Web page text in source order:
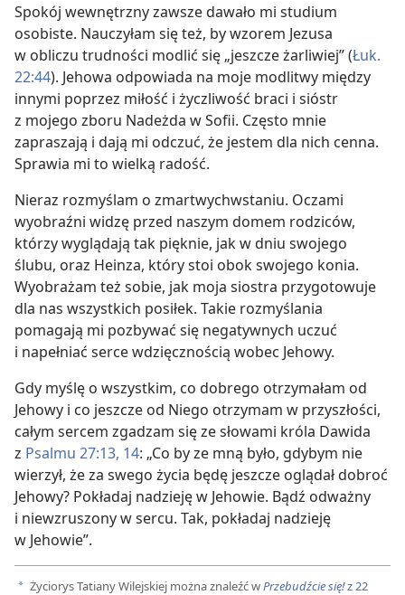
Spokój wewnętrzny zawsze dawało mi studium
osobiste. Nauczyłam się też, by wzorem Jezusa
w obliczu trudności modlić się „jeszcze żarliwiej” (Łuk.
22:44). Jehowa odpowiada na moje modlitwy między
innymi poprzez miłość i życzliwość braci i sióstr
z mojego zboru Nadeżda w Sofii. Często mnie
zapraszają i dają mi odczuć, że jestem dla nich cenna.
Sprawia mi to wielką radość.
Nieraz rozmyślam o zmartwychwstaniu. Oczami
wyobraźni widzę przed naszym domem rodziców,
którzy wyglądają tak pięknie, jak w dniu swojego
ślubu, oraz Heinza, który stoi obok swojego konia.
Wyobrażam też sobie, jak moja siostra przygotowuje
dla nas wszystkich posiłek. Takie rozmyślania
pomagają mi pozbywać się negatywnych uczuć
i napełniać serce wdzięcznością wobec Jehowy.
Gdy myślę o wszystkim, co dobrego otrzymałam od
Jehowy i co jeszcze od Niego otrzymam w przyszłości,
całym sercem zgadzam się ze słowami króla Dawida
z Psalmu 27:13, 14: „Co by ze mną było, gdybym nie
wierzył, że za swego życia będę jeszcze oglądał dobroć
Jehowy? Pokładaj nadzieję w Jehowie. Bądź odważny
i niewzruszony w sercu. Tak, pokładaj nadzieję
w Jehowie”.
a Życiorys Tatiany Wilejskiej można znaleźć wPrzebudźcie się!z 22